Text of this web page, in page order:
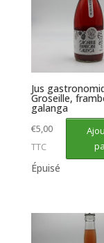
Jus
Groseille,
galanga
€5,00
TTC
Épuisé